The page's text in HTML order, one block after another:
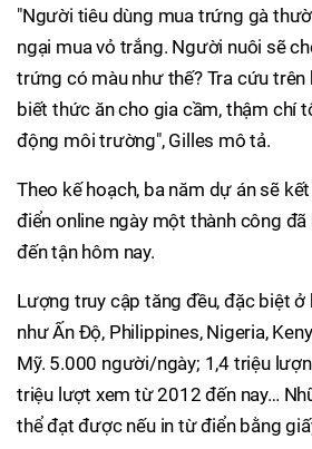
"Người tiêu dùng mua trứng gà
ngại mua vỏ trắng. Người nuôi sẽ
trứng có màu như thế? Tra cứu
biết thức ăn cho gia cầm, thậm chí
động môi trường", Gilles mô tả.
Theo kế hoạch, ba năm dự án sẽ
điển online ngày một thành công
đến tận hôm nay.
Lượng truy cập tăng đều, đặc biệt ở
như Ấn Độ, Philippines, Nigeria,
Mỹ. 5.000 người/ngày; 1,4 triệu
triệu lượt xem từ 2012 đến nay…
thể đạt được nếu in từ điển bằng